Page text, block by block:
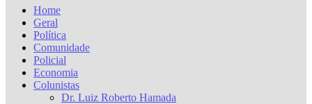
Home
Geral
Política
Comunidade
Policial
Economia
Colunistas
Dr. Luiz Roberto Hamada